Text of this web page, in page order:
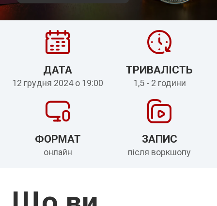
ДАТА
12 грудня 2024 о 19:00
ТРИВАЛІСТЬ
1,5 - 2 години
ФОРМАТ
онлайн
ЗАПИС
після воркшопу